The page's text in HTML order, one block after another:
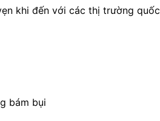
khi đến với các thị trường quốc
bám bụi